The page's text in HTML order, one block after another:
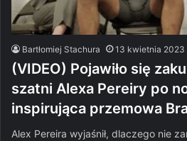
Bartłomiej Stachura 13 kwietnia 2023
(VIDEO) Pojawiło się
szatni Alexa Pereiry po
inspirująca przemowa
Alex Pereira wyjaśnił, dlaczego nie